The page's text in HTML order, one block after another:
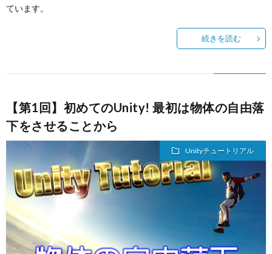
ています。
続きを読む
【第1回】初めてのUnity! 最初は物体の自由落
下をさせることから
Unityチュートリアル